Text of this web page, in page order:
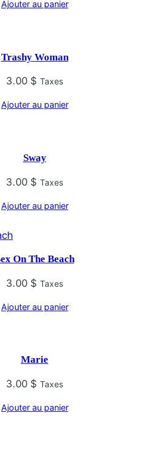
Ajouter au panier
Trashy Woman
3.00 $ Taxes
Ajouter au panier
Sway
3.00 $ Taxes
Ajouter au panier
On The Beach
3.00 $ Taxes
Ajouter au panier
Marie
3.00 $ Taxes
Ajouter au panier